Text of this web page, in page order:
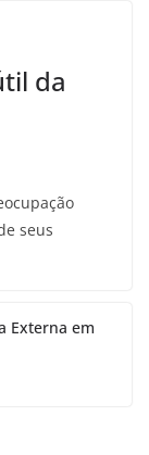
da
seus
Externa em